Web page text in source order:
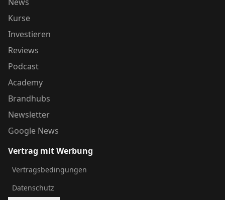
Kurse
Investieren
Reviews
Podcast
Academy
Brandhubs
Newsletter
Google News
Vertrag mit Werbung
Vertragsbedingungen
Datenschutz